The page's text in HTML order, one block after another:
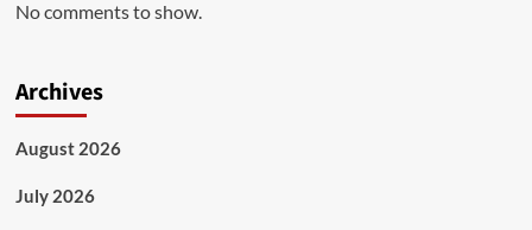
No comments to show.
Archives
August 2026
July 2026